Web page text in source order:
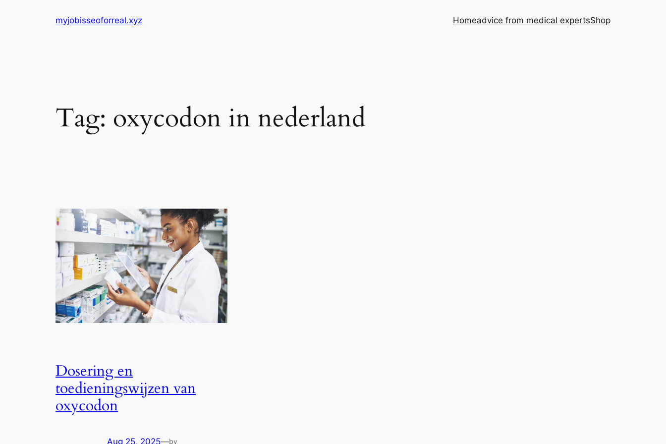
myjobisseoforreal.xyz Homeadvice from medical expertsShop
Tag: oxycodon in nederland
Dosering en
toedieningswijzen van
oxycodon
Aug 25, 2025—by